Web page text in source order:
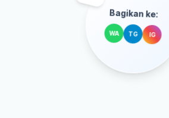
Bagikan ke:
WA TG IG